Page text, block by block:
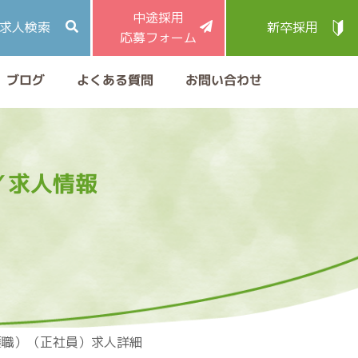
人検索
中途採用
応募フォーム
新卒採用
ブログ よくある質問 お問い合わせ
求人情報
）（正社員）求人詳細